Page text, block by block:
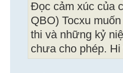
Đọc cảm xúc của
QBO) Tocxu
thi và những kỷ
chưa cho phép.